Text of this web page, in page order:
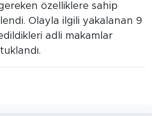
özelliklere sahip
Olayla ilgili yakalanan 9
adli makamlar